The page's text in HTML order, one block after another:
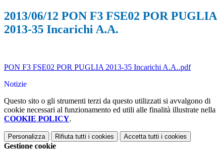
2013/06/12 PON F3 FSE02 POR PUGLIA
2013-35 Incarichi A.A.
PON F3 FSE02 POR PUGLIA 2013-35 Incarichi A.A..pdf
Notizie
Questo sito o gli strumenti terzi da questo utilizzati si avvalgono di
cookie necessari al funzionamento ed utili alle finalità illustrate nella
COOKIE POLICY.
Personalizza Rifiuta tutti i cookies Accetta tutti i cookies
Gestione cookie